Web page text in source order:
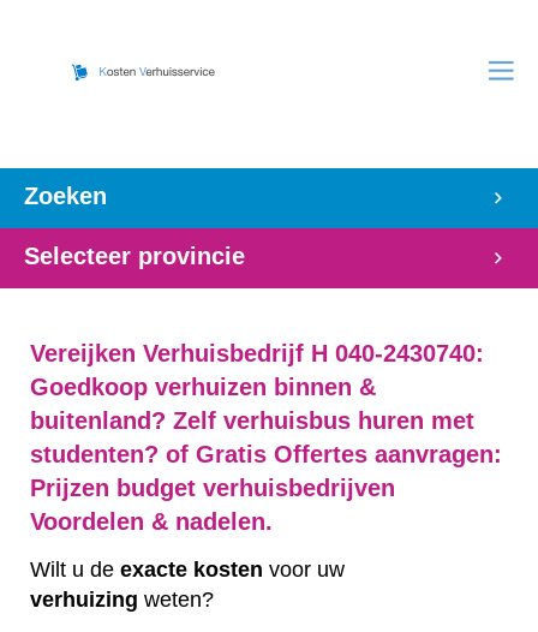
Zoeken
Selecteer provincie
Vereijken Verhuisbedrijf H 040-2430740:
Goedkoop verhuizen binnen &
buitenland? Zelf verhuisbus huren met
studenten? of Gratis Offertes aanvragen:
Prijzen budget verhuisbedrijven
Voordelen & nadelen.
Wilt u de exacte kosten voor uw
verhuizing weten?